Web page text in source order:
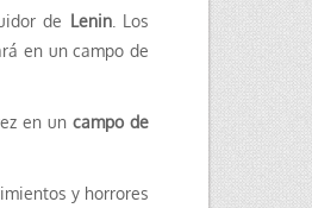
de Lenin. Los
en un campo de
en un campo de
y horrores